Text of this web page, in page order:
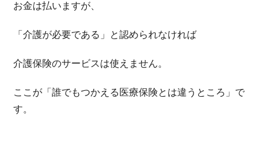
お金は払いますが、
「介護が必要である」と認められなければ
介護保険のサービスは使えません。
ここが「誰でもつかえる医療保険とは違うところ」で
す。